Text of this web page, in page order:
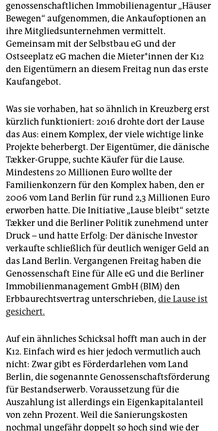
genossenschaftlichen Immobilienagentur „Häuser
Bewegen“ aufgenommen, die Ankaufoptionen an
ihre Mitgliedsunternehmen vermittelt.
Gemeinsam mit der Selbstbau eG und der
Ostseeplatz eG machen die Mie­te­r*in­nen der K12
den Eigentümern an diesem Freitag nun das erste
Kaufangebot.
Was sie vorhaben, hat so ähnlich in Kreuzberg erst
kürzlich funktioniert: 2016 drohte dort der Lause
das Aus: einem Komplex, der viele wichtige linke
Projekte beherbergt. Der Eigentümer, die dänische
Tækker-Gruppe, suchte Käufer für die Lause.
Mindestens 20 Millionen Euro wollte der
Familienkonzern für den Komplex haben, den er
2006 vom Land ­Berlin für rund 2,3 Millionen Euro
erworben hatte. Die Initiative „Lause bleibt“ setzte
Tækker und die Berliner Politik zunehmend unter
Druck – und hatte Erfolg: Der dänische Investor
verkaufte schließlich für deutlich weniger Geld an
das Land Berlin. Vergangenen Freitag haben die
Genossenschaft Eine für Alle eG und die Berliner
Immobilienmanagement GmbH (BIM) den
Erbbaurechtsvertrag unterschrieben, die Lause ist
gesichert.
Auf ein ähnliches Schicksal hofft man auch in der
K12. Einfach wird es hier jedoch vermutlich auch
nicht: Zwar gibt es Förderdarlehen vom Land
Berlin, die sogenannte Genossenschaftsförderung
für Bestandserwerb. Voraussetzung für die
Auszahlung ist allerdings ein ­Eigenkapitalanteil
von zehn Prozent. Weil die Sanierungskosten
nochmal ungefähr doppelt so hoch sind wie der